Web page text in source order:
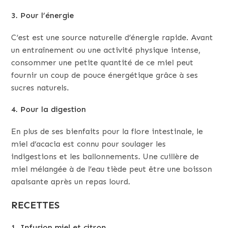
3. Pour l’énergie
C’est est une source naturelle d’énergie rapide. Avant
un entraînement ou une activité physique intense,
consommer une petite quantité de ce miel peut
fournir un coup de pouce énergétique grâce à ses
sucres naturels.
4. Pour la digestion
En plus de ses bienfaits pour la flore intestinale, le
miel d’acacia est connu pour soulager les
indigestions et les ballonnements. Une cuillère de
miel mélangée à de l’eau tiède peut être une boisson
apaisante après un repas lourd.
RECETTES